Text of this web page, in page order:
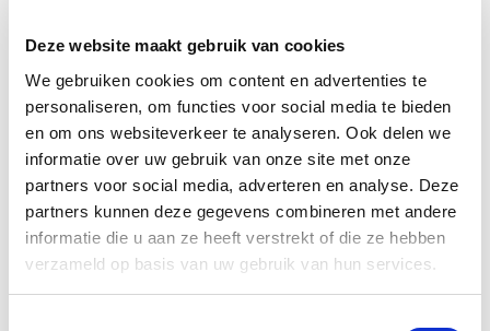
Deze website maakt gebruik van cookies
We gebruiken cookies om content en advertenties te
personaliseren, om functies voor social media te bieden
en om ons websiteverkeer te analyseren. Ook delen we
informatie over uw gebruik van onze site met onze
partners voor social media, adverteren en analyse. Deze
partners kunnen deze gegevens combineren met andere
informatie die u aan ze heeft verstrekt of die ze hebben
verzameld op basis van uw gebruik van hun services.